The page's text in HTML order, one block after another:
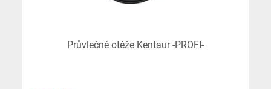
Průvlečné otěže Kentaur -PROFI-